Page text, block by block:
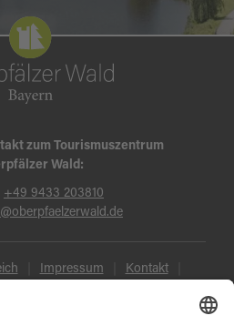
zum Tourismuszentrum
Wald:
+49 9433 203810
Impressum Kontakt